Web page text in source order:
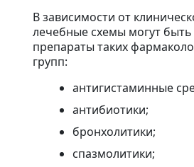
В зависимости от
лечебные схемы могут
препараты таких
групп:
антигистаминные
антибиотики;
бронхолитики;
спазмолитики;